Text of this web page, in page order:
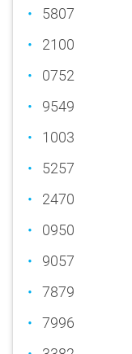
5807
2100
0752
9549
1003
5257
2470
0950
9057
7879
7996